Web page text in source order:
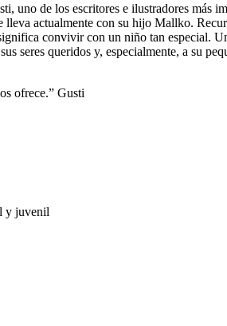
uno de los escritores e ilustradores más
actualmente con su hijo Mallko.
convivir con un niño tan especial.
seres queridos y, especialmente, a su
ofrece.” Gusti
y juvenil